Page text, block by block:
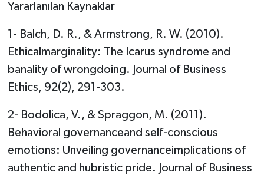
Yararlanılan Kaynaklar
1- Balch, D. R., & Armstrong, R. W. (2010).
Ethicalmarginality: The Icarus syndrome and
banality of wrongdoing. Journal of Business
Ethics, 92(2), 291-303.
2- Bodolica, V., & Spraggon, M. (2011).
Behavioral governanceand self-conscious
emotions: Unveiling governanceimplications of
authentic and hubristic pride. Journal of Business